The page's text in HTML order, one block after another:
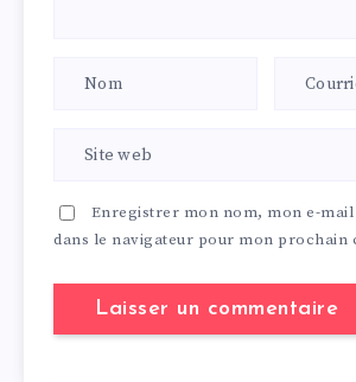
Enregistrer mon nom, mon e-mail
dans le navigateur pour mon prochain